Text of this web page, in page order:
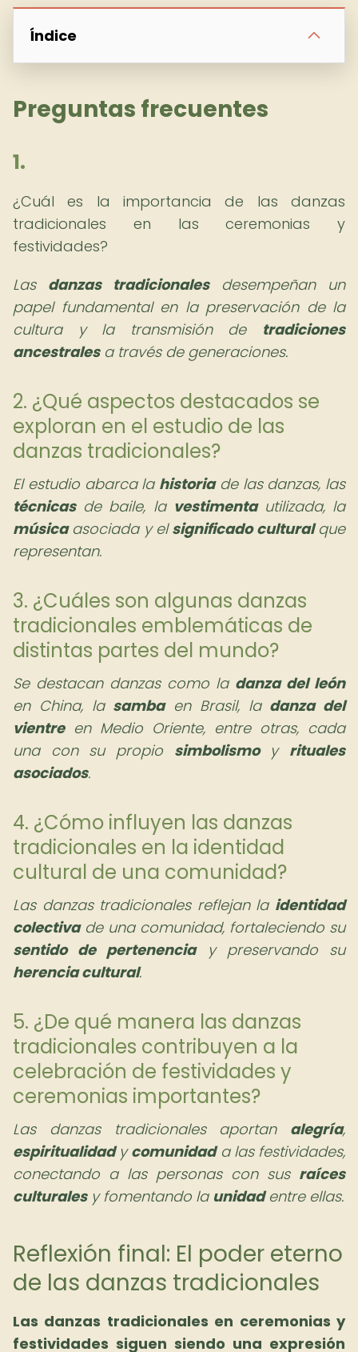
Índice
Preguntas frecuentes
1.
¿Cuál es la importancia de las danzas
tradicionales en las ceremonias y
festividades?
Las danzas tradicionalesdesempeñan un
papel fundamental en la preservación de la
cultura y la transmisión de tradiciones
ancestralesa través de generaciones.
2. ¿Qué aspectos destacados se
exploran en el estudio de las
danzas tradicionales?
El estudio abarca la historiade las danzas, las
técnicasde baile, la vestimentautilizada, la
músicaasociada y elsignificado culturalque
representan.
3. ¿Cuáles son algunas danzas
tradicionales emblemáticas de
distintas partes del mundo?
Se destacan danzas como la danza del león
en China, la sambaen Brasil, la danza del
vientreen Medio Oriente, entre otras, cada
una con su propio simbolismoy rituales
asociados.
4. ¿Cómo influyen las danzas
tradicionales en la identidad
cultural de una comunidad?
Las danzas tradicionales reflejan la identidad
colectivade una comunidad, fortaleciendo su
sentido de pertenenciay preservando su
herencia cultural.
5. ¿De qué manera las danzas
tradicionales contribuyen a la
celebración de festividades y
ceremonias importantes?
Las danzas tradicionales aportan alegría,
espiritualidadycomunidada las festividades,
conectando a las personas con sus raíces
culturalesy fomentando la unidadentre ellas.
Reflexión final: El poder eterno
de las danzas tradicionales
Las danzas tradicionales en ceremonias y
festividades siguen siendo una expresión